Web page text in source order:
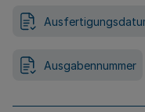
Ausgabennummer